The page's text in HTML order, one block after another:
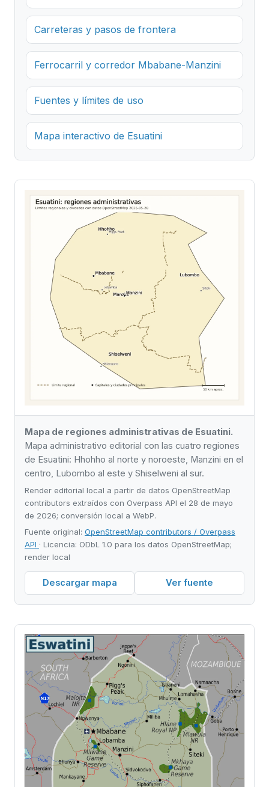
Carreteras y pasos de frontera
Ferrocarril y corredor Mbabane-Manzini
Fuentes y límites de uso
Mapa interactivo de Esuatini
Mapa de regiones administrativas de Esuatini.
Mapa administrativo editorial con las cuatro regiones
de Esuatini: Hhohho al norte y noroeste, Manzini en el
centro, Lubombo al este y Shiselweni al sur.
Render editorial local a partir de datos OpenStreetMap
contributors extraídos con Overpass API el 28 de mayo
de 2026; conversión local a WebP.
Fuente original: OpenStreetMap contributors / Overpass
API · Licencia: ODbL 1.0 para los datos OpenStreetMap;
render local
Descargar mapa Ver fuente